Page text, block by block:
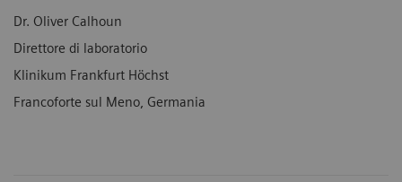
Dr. Oliver Calhoun
Direttore di laboratorio
Klinikum Frankfurt Höchst
Francoforte sul Meno, Germania